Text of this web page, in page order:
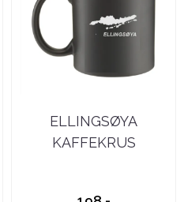
ELLINGSØYA
KAFFEKRUS